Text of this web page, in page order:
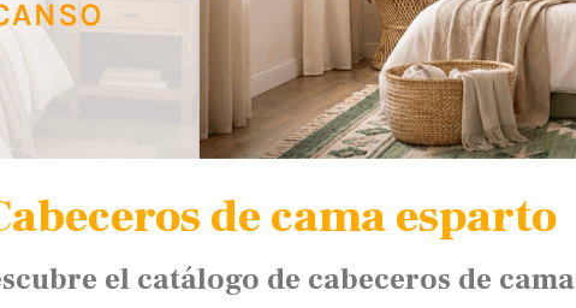
de cama esparto
el catálogo de cabeceros de cama